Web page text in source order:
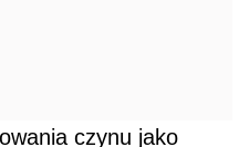
czynu jako